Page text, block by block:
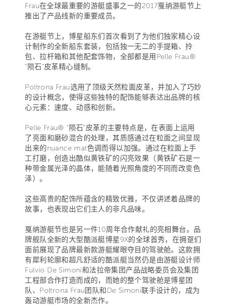
Frau在全球最重要的游艇盛事之一的2017戛纳游艇节上
推出了产品线新的重要成员。
在游艇节上，博星船东们首次看到了为他们独家精心设
计制作的全新船东套装，包括独一无二的手提箱、拎
包、拉杆箱和其他配套饰物，全部都是用Pelle Frau®
“陨石”皮革精心缝制。
Poltrona Frau选用了顶级天然粒面皮革，并加入了巧妙
的设计概念，使得这些独特的配饰能够表达出品牌的核
心元素：速度、动感和创新。
Pelle Frau® “陨石”皮革的主要特点是，在表面上运用
了亮面和磨砂混合的处理，其质感通过在粒面之间显现
出来的nuance mat色调而得以加强。通过在粒面上手
工打磨，创造出酷似黄铁矿的闪亮效果（黄铁矿石是一
种带金属光泽的晶体，能随着光照角度的不同而改变色
泽）。
这些高贵的配饰所蕴含的精致优雅，不仅讲述着品牌的
故事，也表现出它们主人的非凡品味。
戛纳游艇节也是另一件10周年合作献礼的亮相舞台。品
牌舰队全新的大型酷派艇博星9X的全球首秀，在拥趸们
面前展现了品牌最新款游艇耀眼夺目的驾驶舱。这款拥
有犀利轮廓和超凡舒适的酷派艇当然仍是由游艇设计师
Fulvio De Simoni和法拉帝集团产品战略委员会及集团
工程部合作打造而成的，而她的整个驾驶舱是博星团
队、Poltrona Frau团队和De Simoni联手设计的，成为
轰动游艇市场的全新杰作。